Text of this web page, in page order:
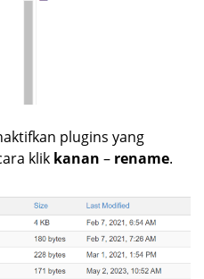
plugins yang
klik kanan – rename.